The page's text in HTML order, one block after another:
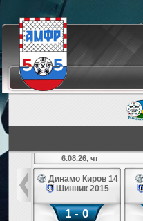
14
6.08.26, чт
Динамо Киров 14
Шинник 2015
1 - 0